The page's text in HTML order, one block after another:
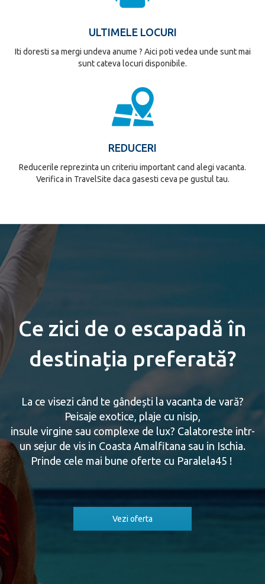
ULTIMELE LOCURI
Iti doresti sa mergi undeva anume ? Aici poti vedea unde sunt mai
sunt cateva locuri disponibile.
REDUCERI
Reducerile reprezinta un criteriu important cand alegi vacanta.
Verifica in TravelSite daca gasesti ceva pe gustul tau.
Ce zici de o escapadă în
destinația preferată?
La ce visezi când te gândești la vacanta de vară?
Peisaje exotice, plaje cu nisip,
insule virgine sau complexe de lux? Calatoreste intr-
un sejur de vis in Coasta Amalfitana sau in Ischia.
Prinde cele mai bune oferte cu Paralela45 !
Vezi oferta